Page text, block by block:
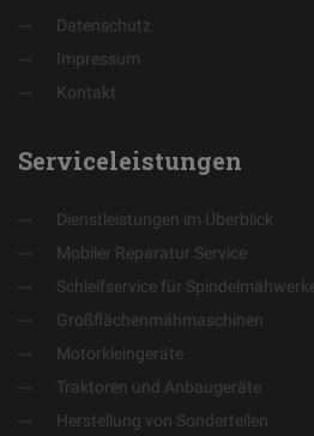
Datenschutz
Impressum
Kontakt
Serviceleistungen
Dienstleistungen im Überblick
Mobiler Reparatur Service
Schleifservice für
Großflächenmähmaschinen
Motorkleingeräte
Traktoren und Anbaugeräte
Herstellung von Sonderteilen